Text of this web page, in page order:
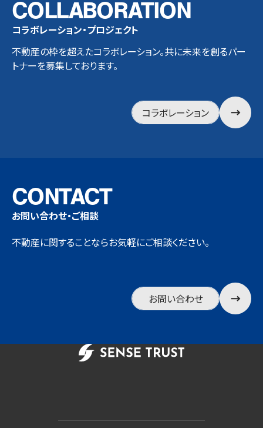
COLLABORATION
コラボレーション・プロジェクト
不動産の枠を超えたコラボレーション。共に未来を創るパー
トナーを募集しております。
コラボレーション
CONTACT
お問い合わせ・ご相談
不動産に関することならお気軽にご相談ください。
お問い合わせ